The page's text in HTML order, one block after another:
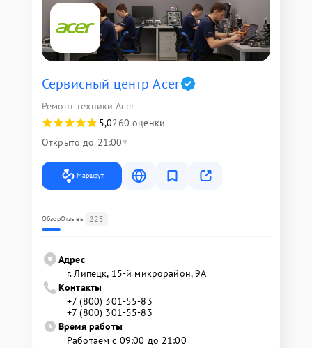
Сервисный центр Acer
Ремонт техники Acer
5,0260 оценки
Открыто до 21:00
Маршрут
ОбзорОтзывы 225
Адрес
г. Липецк, 15-й микрорайон, 9А
Контакты
+7 (800) 301-55-83
+7 (800) 301-55-83
Время работы
Работаем с 09:00 до 21:00